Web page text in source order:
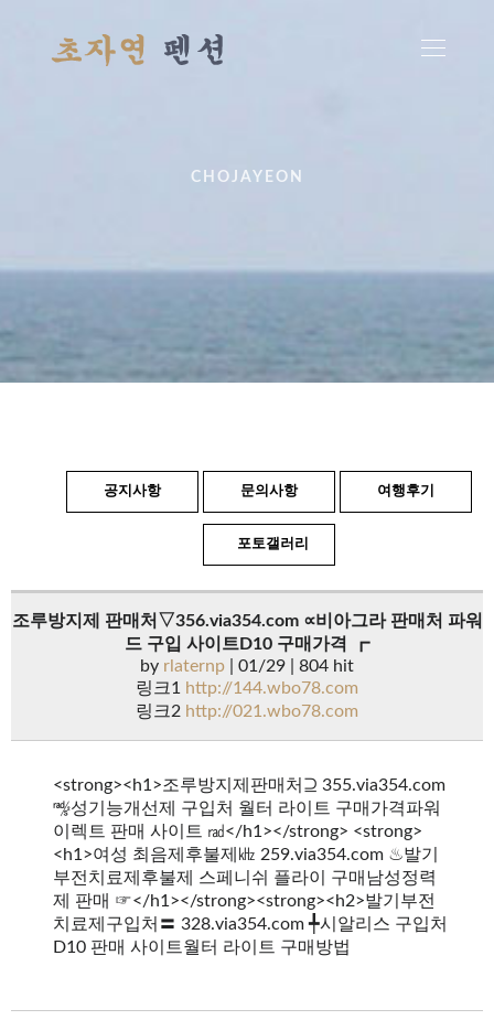
CHOJAYEON
공지사항 문의사항 여행후기
포토갤러리
조루방지제 판매처▽356.via354.com ∝비아그라 판매처 파워
드 구입 사이트D10 구매가격 ┏
by rlaternp | 01/29 | 804 hit
링크1
http://144.wbo78.com
링크2 http://021.wbo78.com
<strong><h1>조루방지제판매처⊇ 355.via354.com
㎯성기능개선제 구입처 월터 라이트 구매가격파워
이렉트 판매 사이트 ㎭</h1></strong> <strong>
<h1>여성 최음제후불제㎑ 259.via354.com ♨발기
부전치료제후불제 스페니쉬 플라이 구매남성정력
제 판매 ☞</h1></strong><strong><h2>발기부전
치료제구입처〓 328.via354.com ╇시알리스 구입처
D10 판매 사이트월터 라이트 구매방법